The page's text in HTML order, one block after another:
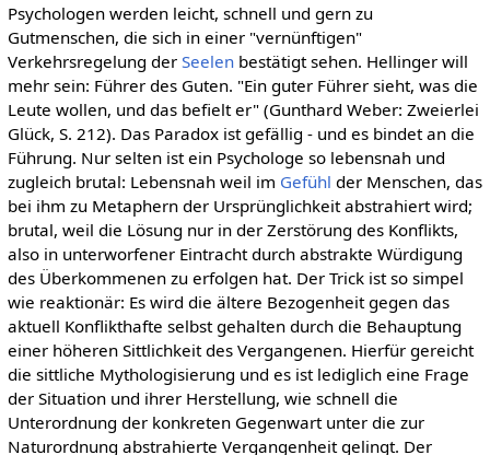
Psychologen werden leicht, schnell und gern zu
Gutmenschen, die sich in einer "vernünftigen"
Verkehrsregelung der Seelenbestätigt sehen. Hellinger will
mehr sein: Führer des Guten. "Ein guter Führer sieht, was die
Leute wollen, und das befielt er" (Gunthard Weber: Zweierlei
Glück, S. 212). Das Paradox ist gefällig - und es bindet an die
Führung. Nur selten ist ein Psychologe so lebensnah und
zugleich brutal: Lebensnah weil im Gefühl der Menschen, das
bei ihm zu Metaphern der Ursprünglichkeit abstrahiert wird;
brutal, weil die Lösung nur in der Zerstörung des Konflikts,
also in unterworfener Eintracht durch abstrakte Würdigung
des Überkommenen zu erfolgen hat. Der Trick ist so simpel
wie reaktionär: Es wird die ältere Bezogenheit gegen das
aktuell Konflikthafte selbst gehalten durch die Behauptung
einer höheren Sittlichkeit des Vergangenen. Hierfür gereicht
die sittliche Mythologisierung und es ist lediglich eine Frage
der Situation und ihrer Herstellung, wie schnell die
Unterordnung der konkreten Gegenwart unter die zur
Naturordnung abstrahierte Vergangenheit gelingt. Der